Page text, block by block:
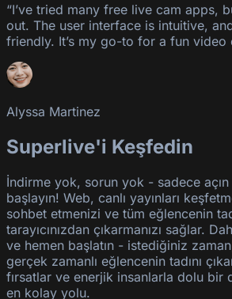
“I’ve tried many free live cam apps,
out. The user interface is intuitive,
friendly. It’s my go-to for a fun video
Alyssa Martinez
Superlive'i Keşfedin
İndirme yok, sorun yok - sadece
başlayın! Web, canlı yayınları
sohbet etmenizi ve tüm eğlencenin
tarayıcınızdan çıkarmanızı sağlar.
ve hemen başlatın - istediğiniz
gerçek zamanlı eğlencenin tadını
fırsatlar ve enerjik insanlarla dolu bir
en kolay yolu.